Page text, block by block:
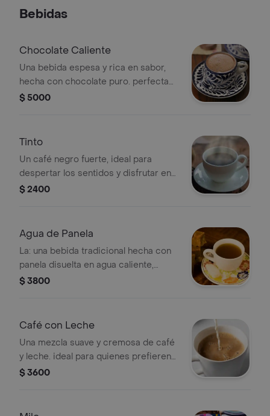
Bebidas
Chocolate Caliente
Una bebida espesa y rica en sabor,
hecha con chocolate puro. perfecta
para calentar el cuerpo y el alma en
$ 5000
Tinto
Un café negro fuerte, ideal para
despertar los sentidos y disfrutar en
cualquier momento del día. es de
$ 2400
Agua de Panela
La: una bebida tradicional hecha con
panela disuelta en agua caliente,
dulce y reconfortante, perfecta para
$ 3800
Café con Leche
Una mezcla suave y cremosa de café
y leche. ideal para quienes prefieren
un sabor más suave pero lleno de
$ 3600